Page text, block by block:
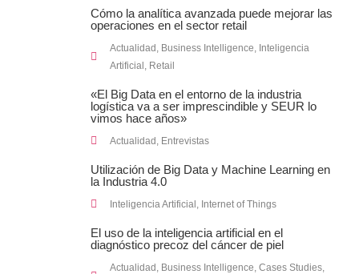
Cómo la analítica avanzada puede mejorar las
operaciones en el sector retail
Actualidad , Business Intelligence, Inteligencia
Artificial , Retail
«El Big Data en el entorno de la industria
logística va a ser imprescindible y SEUR lo
vimos hace años»
Actualidad , Entrevistas
Utilización de Big Data y Machine Learning en
la Industria 4.0
Inteligencia Artificial , Internet of Things
El uso de la inteligencia artificial en el
diagnóstico precoz del cáncer de piel
Actualidad , Business Intelligence, Cases Studies,